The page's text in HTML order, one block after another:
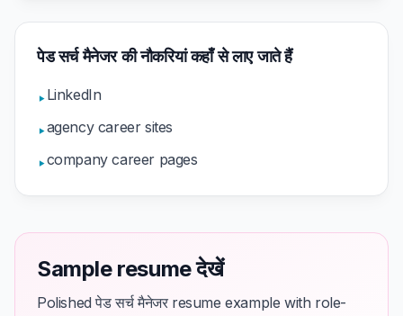
पेड सर्च मैनेजर की नौकरियां कहाँ से लाए जाते हैं
▸LinkedIn
▸agency career sites
▸company career pages
Sample resume देखें
Polished पेड सर्च मैनेजर resume example with role-